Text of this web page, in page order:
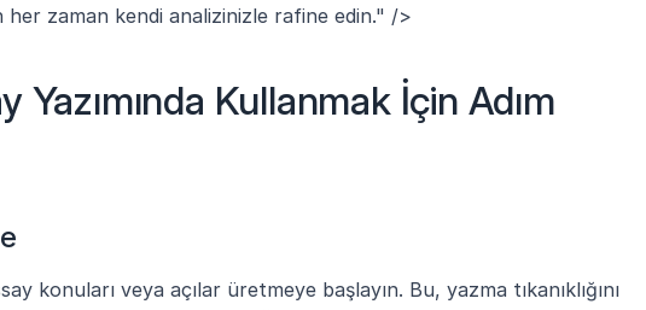
zaman kendi analizinizle rafine edin." />
Yazımında Kullanmak İçin Adım
konuları veya açılar üretmeye başlayın. Bu, yazma tıkanıklığını